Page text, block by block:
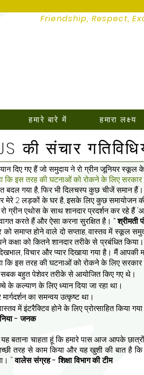
Friendship, Respect,
हमारे बारे में हमारा लक्ष्य
की संचार
दिए गए हैं जो समुदाय ने रो ग्रीन जूनियर स्कूल
कि इस तरह की घटनाओं को रोकने के लिए
बदल गया है, फिर भी दिलचस्प कुछ चीजें समान
मेरे 2 लड़कों के घर है, इसके लिए कुछ
रो ग्रीन एथोस के साथ शानदार प्रदर्शन कर
करते हैं और ऐसा करना सुरक्षित है। ”श्रीमती
समाप्त होने वाले दो सप्ताह, वास्तव में स्कूल
कक्षा को कितने शानदार तरीके से प्रबंधित
विचार और प्यार दिखाया गया है। मैं
कि इस तरह की घटनाओं को रोकने के लिए
बहुत पेशेवर तरीके से आयोजित किए गए थे।
के कल्याण के लिए ध्यान दिया जा रहा था।
का समन्वय उत्कृष्ट था।
में इंटरैक्टिव होने के लिए प्रोत्साहित किया
- जनक
बताना चाहता हूं कि हमारे पास आज आपके
तरह से काम किया और यह खुशी की बात है
"वालेस संग्रह - शिक्षा विभाग की टीम